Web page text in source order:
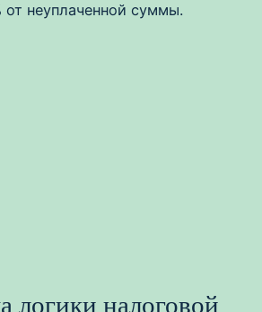
неуплаченной суммы.
логики налоговой